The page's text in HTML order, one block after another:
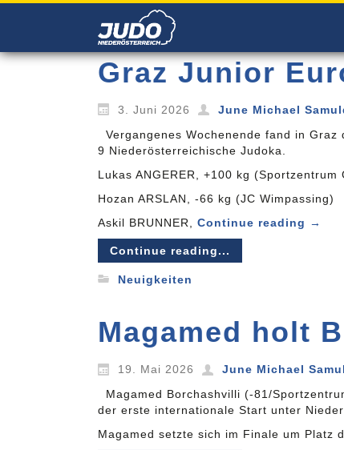
Graz Junior
3. Juni 2026
June Michael
Vergangenes Wochenende fand in
9 Niederösterreichische Judoka.
Lukas ANGERER, +100 kg (Sportzentrum
Hozan ARSLAN, -66 kg (JC Wimpassing)
Askil BRUNNER, Continue reading →
Continue reading...
Neuigkeiten
Magamed holt
19. Mai 2026
June Michael
Magamed Borchashvilli (-81/
der erste internationale Start unter
Magamed setzte sich im Finale um Platz